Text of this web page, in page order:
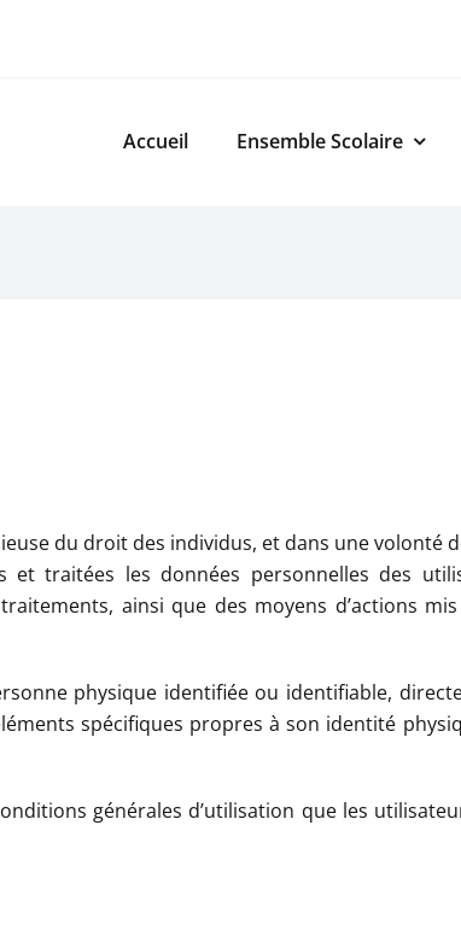
Accueil Ensemble Scolaire
du droit des individus, et dans une
traitées les données personnelles des
ainsi que des moyens d’actions
physique identifiée ou identifiable,
spécifiques propres à son identité
générales d’utilisation que les